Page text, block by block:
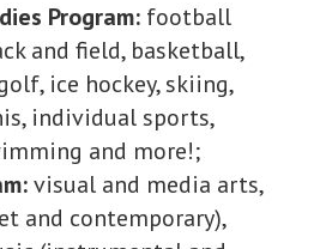
Program: football
and field, basketball,
ice hockey, skiing,
individual sports,
and more!;
visual and media arts,
and contemporary),